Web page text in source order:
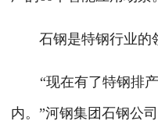
石钢是特钢行业的领
“现在有了特钢排产
内。”河钢集团石钢公